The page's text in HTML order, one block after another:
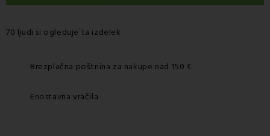
70 ljudi si ogleduje ta izdelek
Brezplačna poštnina za nakupe nad 150 €
Enostavna vračila